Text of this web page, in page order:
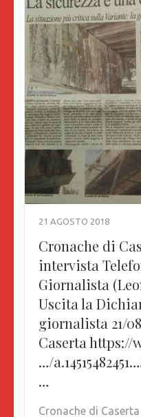
21 AGOSTO 2018
Cronache di
intervista
Giornalista
Uscita la
giornalista 21/
Caserta https://
…/
…
Cronache di